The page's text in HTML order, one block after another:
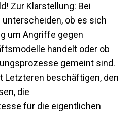
Zur Klarstellung: Bei
ob es sich
um Angriffe gegen
handelt oder ob
gemeint sind.
Letzteren beschäftigen, den
die
für die eigentlichen